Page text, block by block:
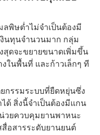
พิษต่ำไม่จำเป็นต้องมี
นทุนจำนวนมาก กลุ่ม
สุดจะขยายขนาดเพิ่มขึ้น
ในพื้นที่ และก้าวเล็กๆ ที
กรรมระบบที่ยืดหยุ่นซึ่ง
ด้ สิ่งนี้จำเป็นต้องมีแกน
วยควบคุมยานพาหนะ
อสารระดับยานยนต์